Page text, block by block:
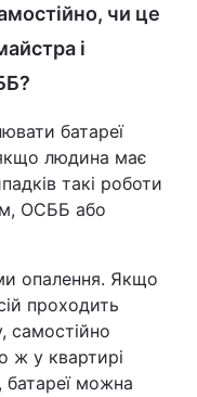
чи це
і
батареї
людина має
такі роботи
ОСББ або
опалення. Якщо
проходить
самостійно
ж у квартирі
можна